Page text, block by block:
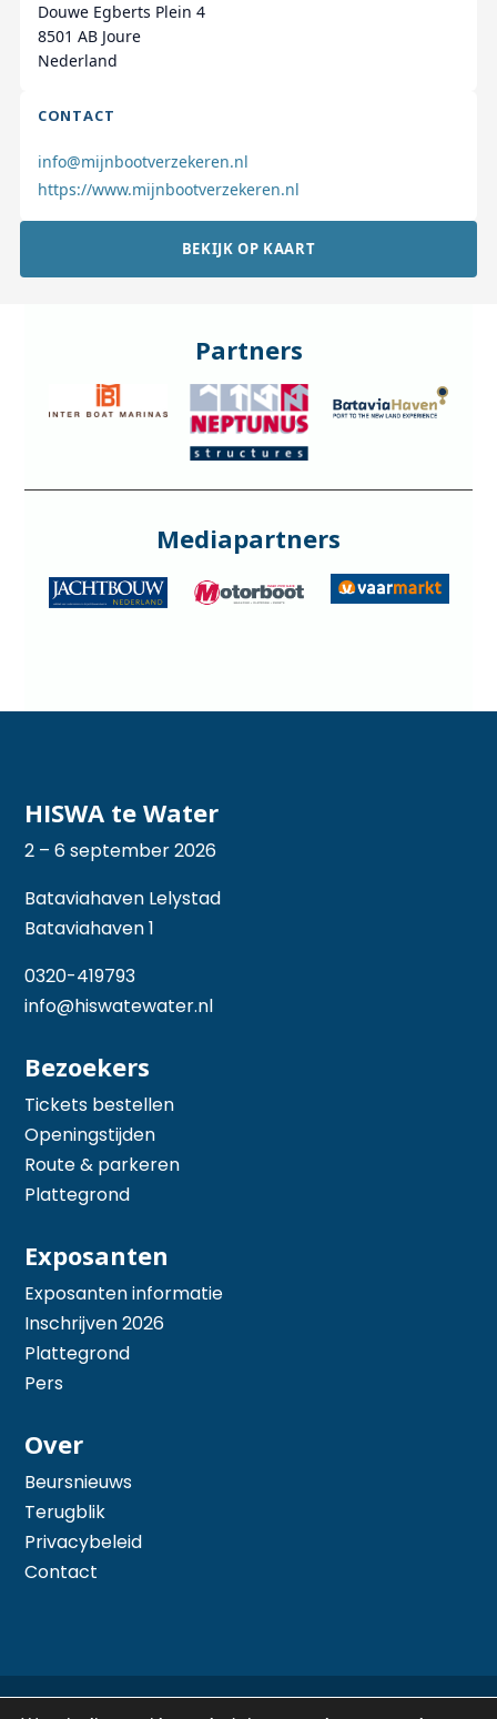
Douwe Egberts Plein 4
8501 AB Joure
Nederland
CONTACT
info@mijnbootverzekeren.nl
https://www.mijnbootverzekeren.nl
BEKIJK OP KAART
Partners
Mediapartners
HISWA te Water
2 – 6 september 2026
Bataviahaven Lelystad
Bataviahaven 1
0320-419793
info@hiswatewater.nl
Bezoekers
Tickets bestellen
Openingstijden
Route & parkeren
Plattegrond
Exposanten
Exposanten informatie
Inschrijven 2026
Plattegrond
Pers
Over
Beursnieuws
Terugblik
Privacybeleid
Contact